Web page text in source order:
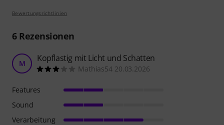
Bewertungsrichtlinien
6Rezensionen
M Kopflastig mit Licht und Schatten
Mathias54 20.03.2026
Features
Sound
Verarbeitung